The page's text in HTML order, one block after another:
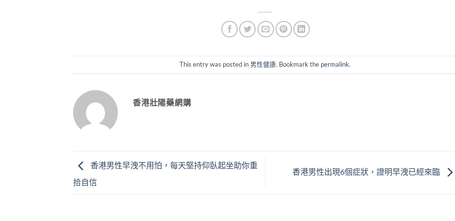
This entry was posted in 男性健康. Bookmark the permalink.
香港壯陽藥網購
香港男性早洩不用怕，每天堅持仰臥起坐助你重
拾自信
香港男性出現6個症狀，證明早洩已經來臨